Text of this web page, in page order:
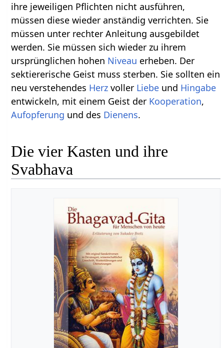
ihre jeweiligen Pflichten nicht ausführen,
müssen diese wieder anständig verrichten. Sie
müssen unter rechter Anleitung ausgebildet
werden. Sie müssen sich wieder zu ihrem
ursprünglichen hohen Niveau erheben. Der
sektiererische Geist muss sterben. Sie sollten ein
neu verstehendes Herz voller Liebe und Hingabe
entwickeln, mit einem Geist der Kooperation,
Aufopferung und des Dienens.
Die vier Kasten und ihre
Svabhava